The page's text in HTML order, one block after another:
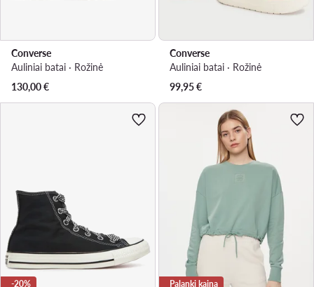
Converse
Auliniai batai · Rožinė
130,00€
Converse
Auliniai batai · Rožinė
99,95€
-20% Palanki kaina